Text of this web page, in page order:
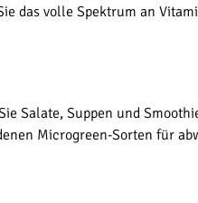
das volle Spektrum an
Salate, Suppen und
Microgreen-Sorten für